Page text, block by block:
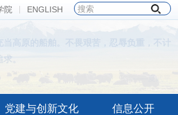
院 ENGLISH
高原的船舶。不畏艰苦，忍辱负重，不计
。
党建与创新文化 信息公开